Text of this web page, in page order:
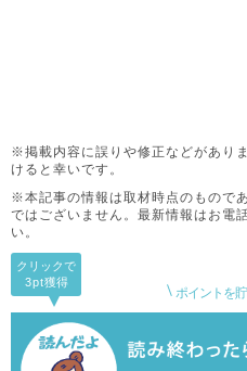
※掲載内容に誤りや修正などがありま
けると幸いです。
※本記事の情報は取材時点のもので
ではございません。 最新情報はお電
い。
ポイントを
クリックで
3pt獲得